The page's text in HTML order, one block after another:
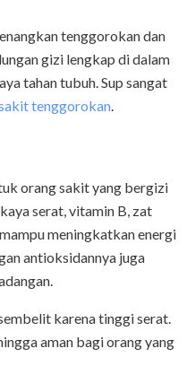
tenggorokan dan
gizi lengkap di dalam
tahan tubuh. Sup sangat
tenggorokan.
orang sakit yang bergizi
serat, vitamin B, zat
meningkatkan energi
antioksidannya juga
karena tinggi serat.
aman bagi orang yang